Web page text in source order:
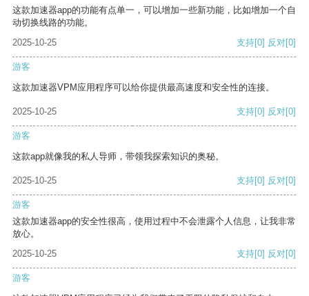
这款加速器app的功能有点单一，可以增加一些新功能，比如增加一个自
动切换线路的功能。
2025-10-25
支持[0] 反对[0]
游客
这款加速器VPM应用程序可以给你提供最高速度和安全性的连接。
2025-10-25 支持[0] 反对[0]
游客
这款app就像我的私人导师，带领我探索知识的奥秘。
2025-10-25 支持[0] 反对[0]
游客
这款加速器app的安全性很高，使用过程中不会泄露个人信息，让我非常
放心。
2025-10-25
支持[0] 反对[0]
游客